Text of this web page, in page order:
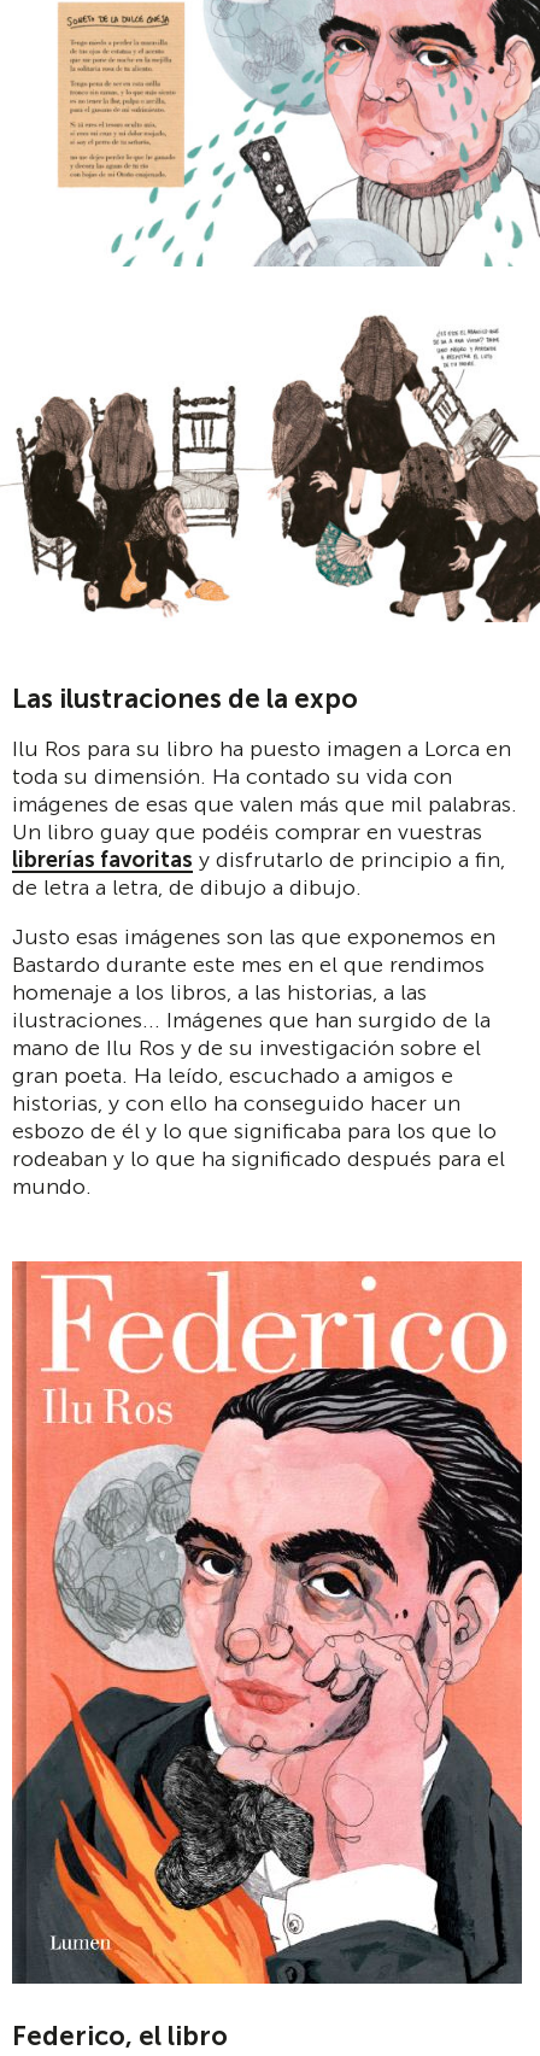
Las ilustraciones de la expo
Ilu Ros para su libro ha puesto imagen a Lorca en
toda su dimensión. Ha contado su vida con
imágenes de esas que valen más que mil palabras.
Un libro guay que podéis comprar en vuestras
librerías favoritas y disfrutarlo de principio a fin,
de letra a letra, de dibujo a dibujo.
Justo esas imágenes son las que exponemos en
Bastardo durante este mes en el que rendimos
homenaje a los libros, a las historias, a las
ilustraciones... Imágenes que han surgido de la
mano de Ilu Ros y de su investigación sobre el
gran poeta. Ha leído, escuchado a amigos e
historias, y con ello ha conseguido hacer un
esbozo de él y lo que significaba para los que lo
rodeaban y lo que ha significado después para el
mundo.
Federico, el libro